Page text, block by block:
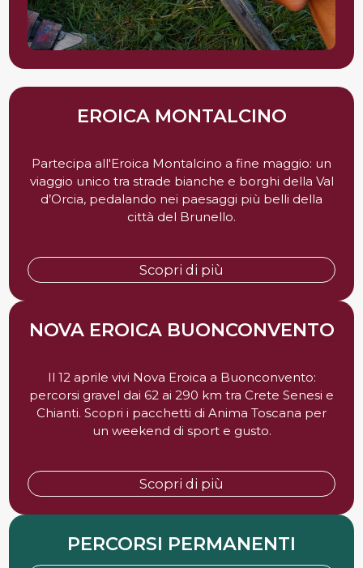
EROICA MONTALCINO
Partecipa all'Eroica Montalcino a fine maggio: un
viaggio unico tra strade bianche e borghi della Val
d’Orcia, pedalando nei paesaggi più belli della
città del Brunello.
Scopri di più
NOVA EROICA BUONCONVENTO
Il 12 aprile vivi Nova Eroica a Buonconvento:
percorsi gravel dai 62 ai 290 km tra Crete Senesi e
Chianti. Scopri i pacchetti di Anima Toscana per
un weekend di sport e gusto.
Scopri di più
PERCORSI PERMANENTI